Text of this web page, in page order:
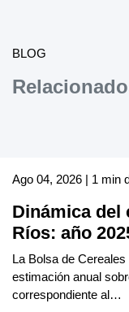
BLOG
Ago 04, 2026 | 1 min
Dinámica del
Ríos: año
La Bolsa de
estimación anual
correspondiente al…